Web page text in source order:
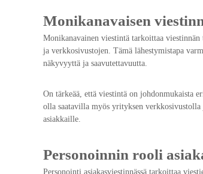
Monikanavaisen
Monikanavainen viestintä tarkoittaa
ja verkkosivustojen. Tämä lähestymistapa
näkyvyyttä ja saavutettavuutta.
On tärkeää, että viestintä on johdonmukaista
olla saatavilla myös yrityksen verkkosivustolla
asiakkaille.
Personoinnin rooli
Personointi asiakasviestinnässä tarkoittaa